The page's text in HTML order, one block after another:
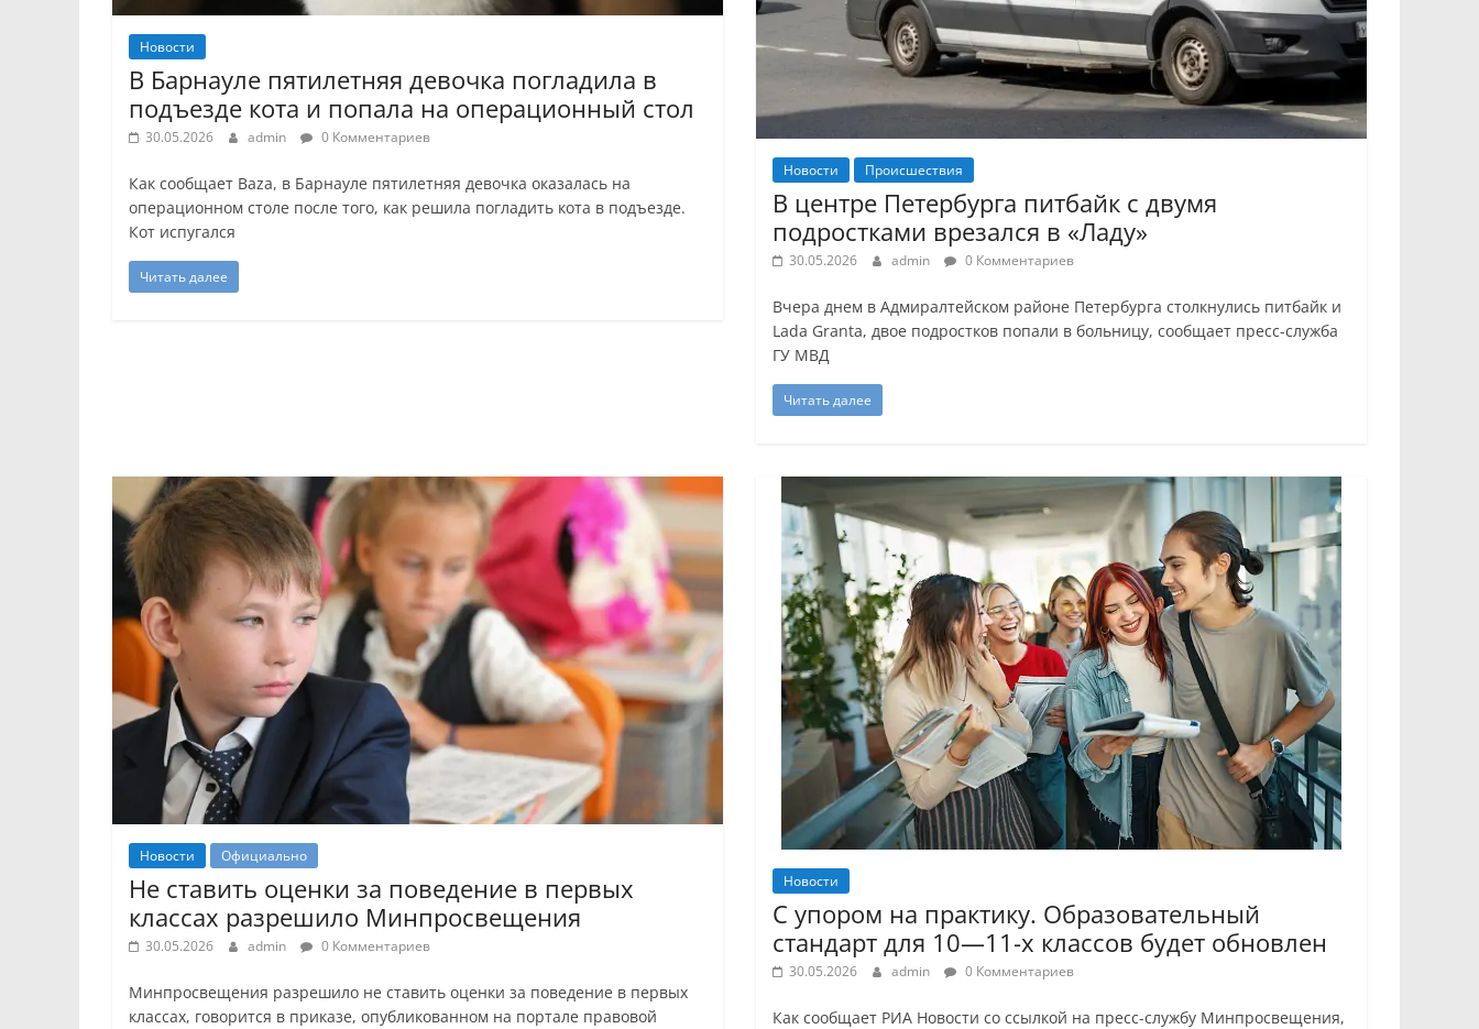
Новости
В Барнауле пятилетняя девочка погладила в
подъезде кота и попала на операционный стол
30.05.2026 admin 0 Комментариев
Как сообщает Baza, в Барнауле пятилетняя девочка оказалась на
операционном столе после того, как решила погладить кота в подъезде.
Кот испугался
Читать далее
Новости Происшествия
В центре Петербурга питбайк с двумя
подростками врезался в «Ладу»
30.05.2026 admin 0 Комментариев
Вчера днем в Адмиралтейском районе Петербурга столкнулись питбайк и
Lada Granta, двое подростков попали в больницу, сообщает пресс-служба
ГУ МВД
Читать далее
Новости Официально
Не ставить оценки за поведение в первых
классах разрешило Минпросвещения
30.05.2026 admin 0 Комментариев
Минпросвещения разрешило не ставить оценки за поведение в первых
классах, говорится в приказе, опубликованном на портале правовой
Новости
С упором на практику. Образовательный
стандарт для 10—11-х классов будет обновлен
30.05.2026 admin 0 Комментариев
Как сообщает РИА Новости со ссылкой на пресс-службу Минпросвещения,